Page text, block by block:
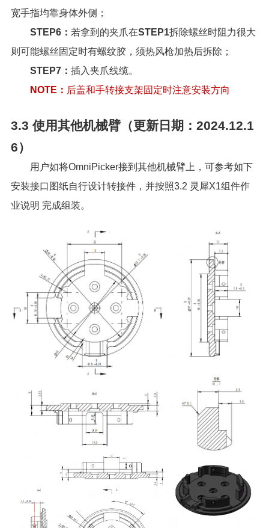
宽手指均靠身体外侧；
STEP6： 若拿到的夹爪在STEP1拆除螺丝时阻力很大
则可能螺丝固定时有螺纹胶，须热风枪加热后拆除；
STEP7： 插入夹爪线缆。
NOTE： 后盖和手转接支架固定时注意安装方向
3.3 使用其他机械臂（更新日期：2024.12.1
6）
用户如将OmniPicker接到其他机械臂上，可参考如下
安装接口图纸自行设计转接件，并按照3.2 灵犀X1组件作
业说明 完成组装。